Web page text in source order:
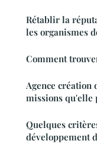
Rétablir la
les organismes
Comment
Agence
missions qu'elle
Quelques
développement